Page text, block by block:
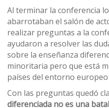
Al terminar la conferencia
abarrotaban el salón de
realizar preguntas a la
ayudaron a resolver las
sobre la enseñanza
minoritaria pero que está
países del entorno europeo
Con las preguntas quedó
diferenciada no es una